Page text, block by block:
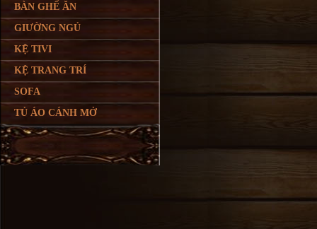
BÀN GHẾ ĂN
GIƯỜNG NGỦ
KỆ TIVI
KỆ TRANG TRÍ
SOFA
TỦ ÁO CÁNH MỞ